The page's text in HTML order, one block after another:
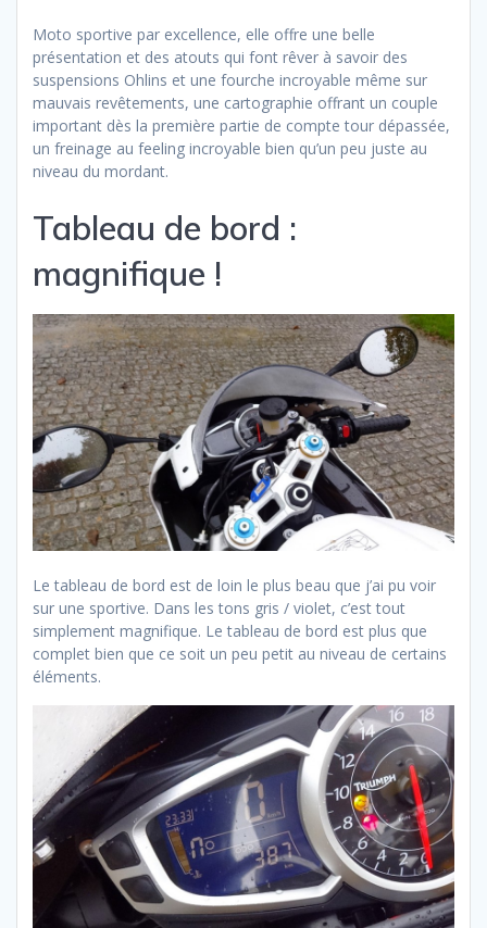
Moto sportive par excellence, elle offre une belle
présentation et des atouts qui font rêver à savoir des
suspensions Ohlins et une fourche incroyable même sur
mauvais revêtements, une cartographie offrant un couple
important dès la première partie de compte tour dépassée,
un freinage au feeling incroyable bien qu’un peu juste au
niveau du mordant.
Tableau de bord :
magnifique !
Le tableau de bord est de loin le plus beau que j’ai pu voir
sur une sportive. Dans les tons gris / violet, c’est tout
simplement magnifique. Le tableau de bord est plus que
complet bien que ce soit un peu petit au niveau de certains
éléments.